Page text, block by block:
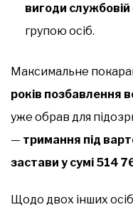
вигоди службовій
групою осіб.
Максимальне
років позбавлення
уже обрав для
— тримання під
застави у сумі 514
Щодо двох інших